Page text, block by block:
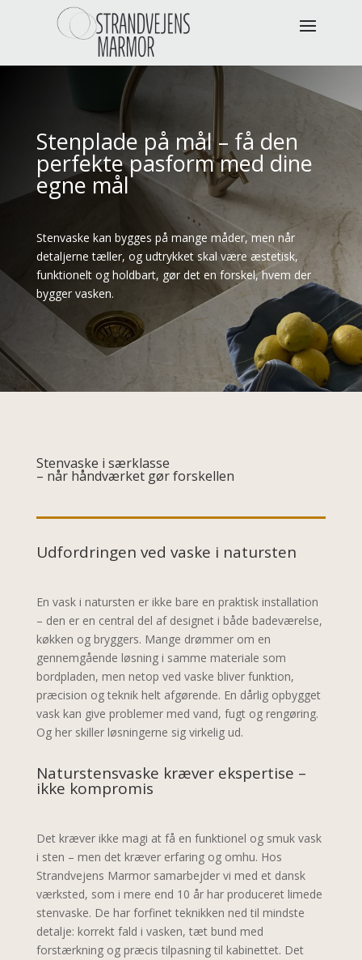
Stenplade på mål – få den
perfekte pasform med dine
egne mål
Stenvaske kan bygges på mange måder, men når
detaljerne tæller, og udtrykket skal være æstetisk,
funktionelt og holdbart, gør det en forskel, hvem der
bygger vasken.
Stenvaske i særklasse
– når håndværket gør forskellen
Udfordringen ved vaske i natursten
En vask i natursten er ikke bare en praktisk installation
– den er en central del af designet i både badeværelse,
køkken og bryggers. Mange drømmer om en
gennemgående løsning i samme materiale som
bordpladen, men netop ved vaske bliver funktion,
præcision og teknik helt afgørende. En dårlig opbygget
vask kan give problemer med vand, fugt og rengøring.
Og her skiller løsningerne sig virkelig ud.
Naturstensvaske kræver ekspertise –
ikke kompromis
Det kræver ikke magi at få en funktionel og smuk vask
i sten – men det kræver erfaring og omhu. Hos
Strandvejens Marmor samarbejder vi med et dansk
værksted, som i mere end 10 år har produceret limede
stenvaske. De har forfinet teknikken ned til mindste
detalje: korrekt fald i vasken, tæt bund med
forstærkning og præcis tilpasning til kabinettet. Det